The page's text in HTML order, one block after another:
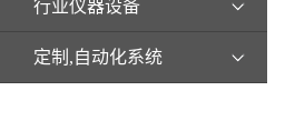
行业仪器设备
定制,自动化系统